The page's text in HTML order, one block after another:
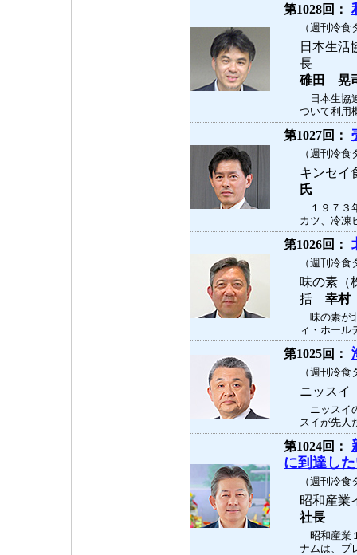
第1028回：
（週刊冷
日本生活
長
碓田 晃
日本生協
ついて利用
第1027回：
（週刊冷
キンセ
氏
１９７３
カツ、冷凍
第1026回：
（週刊冷
味の素
括 幸村
味の素が
ィ・ホール
第1025回：
（週刊冷
ニッス
ニッスイ
スイが先人
第1024回：
に到達し
（週刊冷
昭和産
社長
昭和産業
ナムは、プ